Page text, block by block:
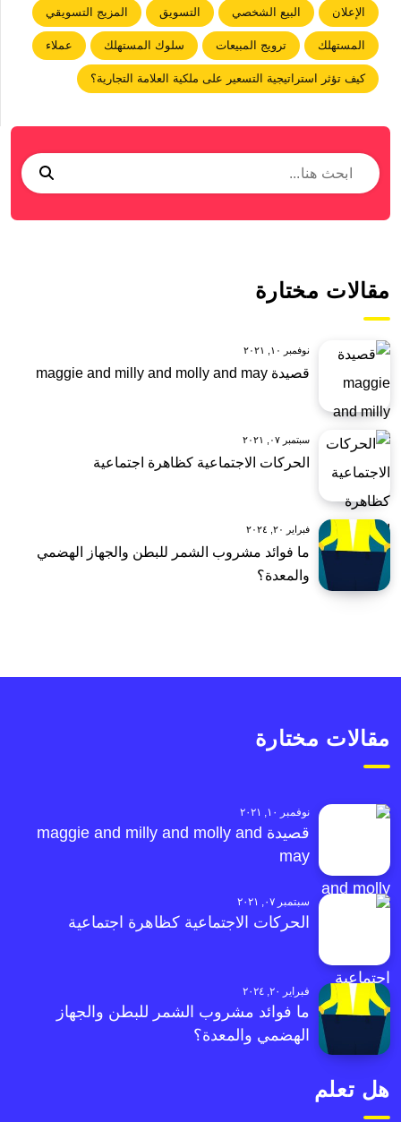
الإعلان البيع الشخصي التسويق المزيج التسويقي
المستهلك ترويج المبيعات سلوك المستهلك عملاء
كيف تؤثر استراتيجية التسعير على ملكية العلامة التجارية؟
مقالات مختارة
نوفمبر ١٠, ٢٠٢١
قصيدة maggie and milly and molly and may
سبتمبر ٠٧, ٢٠٢١
الحركات الاجتماعية كظاهرة اجتماعية
فبراير ٢٠, ٢٠٢٤
ما فوائد مشروب الشمر للبطن والجهاز الهضمي
والمعدة؟
مقالات مختارة
نوفمبر ١٠, ٢٠٢١
قصيدة maggie and milly and molly and
may
سبتمبر ٠٧, ٢٠٢١
الحركات الاجتماعية كظاهرة اجتماعية
فبراير ٢٠, ٢٠٢٤
ما فوائد مشروب الشمر للبطن والجهاز
الهضمي والمعدة؟
هل تعلم